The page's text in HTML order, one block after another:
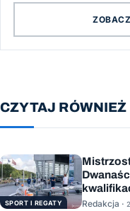
CZYTAJ RÓWNIEŻ
SPORT I REGATY Redakcja ·